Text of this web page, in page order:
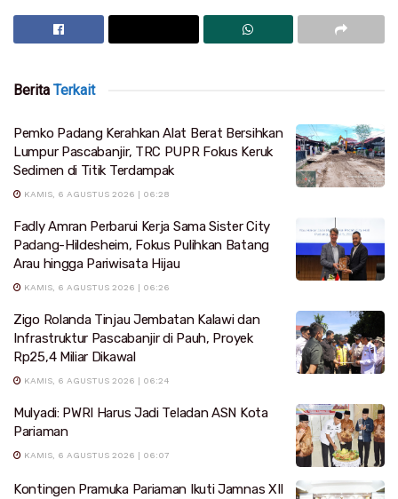
Berita Terkait
Pemko Padang Kerahkan Alat Berat Bersihkan
Lumpur Pascabanjir, TRC PUPR Fokus Keruk
Sedimen di Titik Terdampak
KAMIS, 6 AGUSTUS 2026 | 06:28
Fadly Amran Perbarui Kerja Sama Sister City
Padang-Hildesheim, Fokus Pulihkan Batang
Arau hingga Pariwisata Hijau
KAMIS, 6 AGUSTUS 2026 | 06:26
Zigo Rolanda Tinjau Jembatan Kalawi dan
Infrastruktur Pascabanjir di Pauh, Proyek
Rp25,4 Miliar Dikawal
KAMIS, 6 AGUSTUS 2026 | 06:24
Mulyadi: PWRI Harus Jadi Teladan ASN Kota
Pariaman
KAMIS, 6 AGUSTUS 2026 | 06:07
Kontingen Pramuka Pariaman Ikuti Jamnas XII